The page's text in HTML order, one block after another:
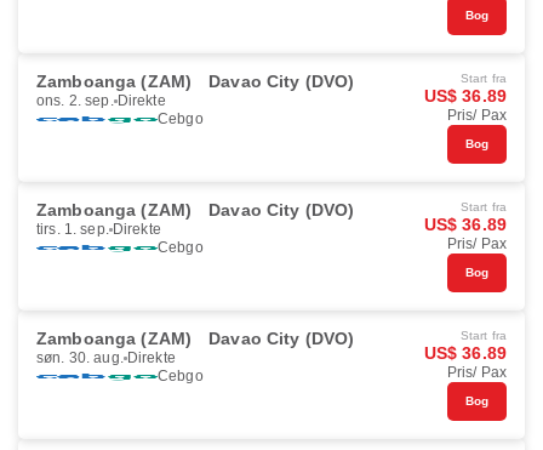
Bog
Zamboanga (ZAM) Davao City (DVO)
ons. 2. sep. Direkte
Cebgo
Start fra
US$ 36.89
Pris/ Pax
Bog
Zamboanga (ZAM) Davao City (DVO)
tirs. 1. sep. Direkte
Cebgo
Start fra
US$ 36.89
Pris/ Pax
Bog
Zamboanga (ZAM) Davao City (DVO)
søn. 30. aug. Direkte
Cebgo
Start fra
US$ 36.89
Pris/ Pax
Bog